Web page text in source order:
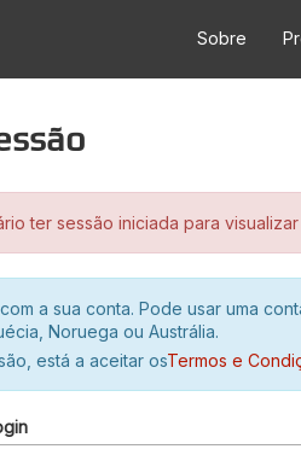
Sobre
ter sessão iniciada para
a sua conta. Pode usar uma
Noruega ou Austrália.
está a aceitar osTermos e